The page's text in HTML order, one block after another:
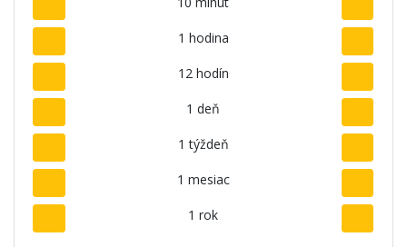
1 hodina
12 hodín
1 deň
1 týždeň
1 mesiac
1 rok